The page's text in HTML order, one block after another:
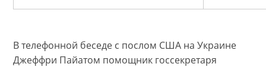
В телефонной беседе с послом США на Украине
Джеффри Пайатом помощник госсекретаря